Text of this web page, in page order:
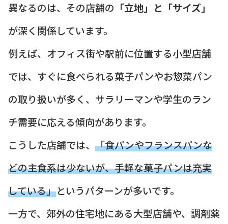
異なるのは、その店舗の 「立地」と「サイズ」
が深く関係しています。
例えば、オフィス街や駅前に位置する小型店舗
では、すぐに食べられる菓子パンやお惣菜パン
の取り扱いが多く、サラリーマンや学生のラン
チ需要に応える傾向があります。
こうした店舗では、 「食パンやフランスパンな
どの主食系は少ないが、手軽な菓子パンは充実
している」というパターンが多いです。
一方で、郊外の住宅地にある大型店舗や、調剤薬